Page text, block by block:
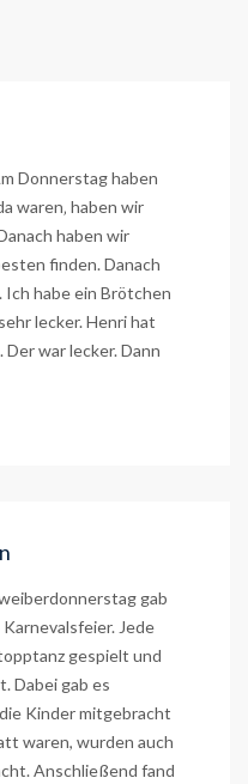
Donnerstag haben
waren‚ haben wir
haben wir
finden. Danach
habe ein Brötchen
lecker. Henri hat
war lecker. Dann
gab
Jede
gespielt und
Dabei gab es
Kinder mitgebracht
waren, wurden auch
Anschließend fand